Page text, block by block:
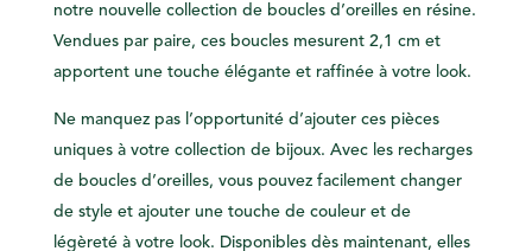
notre nouvelle collection de boucles d’oreilles en résine.
Vendues par paire, ces boucles mesurent 2,1 cm et
apportent une touche élégante et raffinée à votre look.
Ne manquez pas l’opportunité d’ajouter ces pièces
uniques à votre collection de bijoux. Avec les recharges
de boucles d’oreilles, vous pouvez facilement changer
de style et ajouter une touche de couleur et de
légèreté à votre look. Disponibles dès maintenant, elles